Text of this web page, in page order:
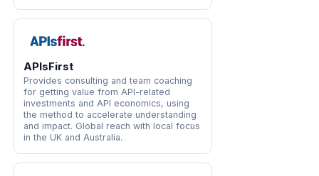
APIsFirst
Provides consulting and team coaching
for getting value from API-related
investments and API economics, using
the method to accelerate understanding
and impact. Global reach with local focus
in the UK and Australia.